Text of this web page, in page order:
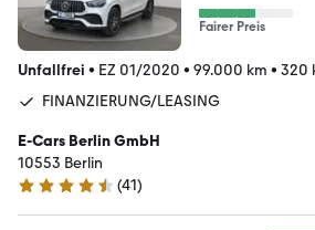
Fairer Preis
Unfallfrei • EZ 01/2020 • 99.000 km • 320
FINANZIERUNG/LEASING
E-Cars Berlin GmbH
10553 Berlin
4.7 Sterne
(41)